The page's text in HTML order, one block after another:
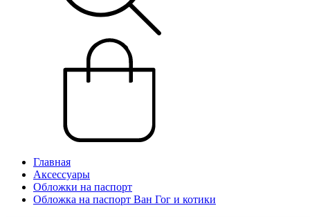
Главная
Аксессуары
Обложки на паспорт
Обложка на паспорт Ван Гог и котики